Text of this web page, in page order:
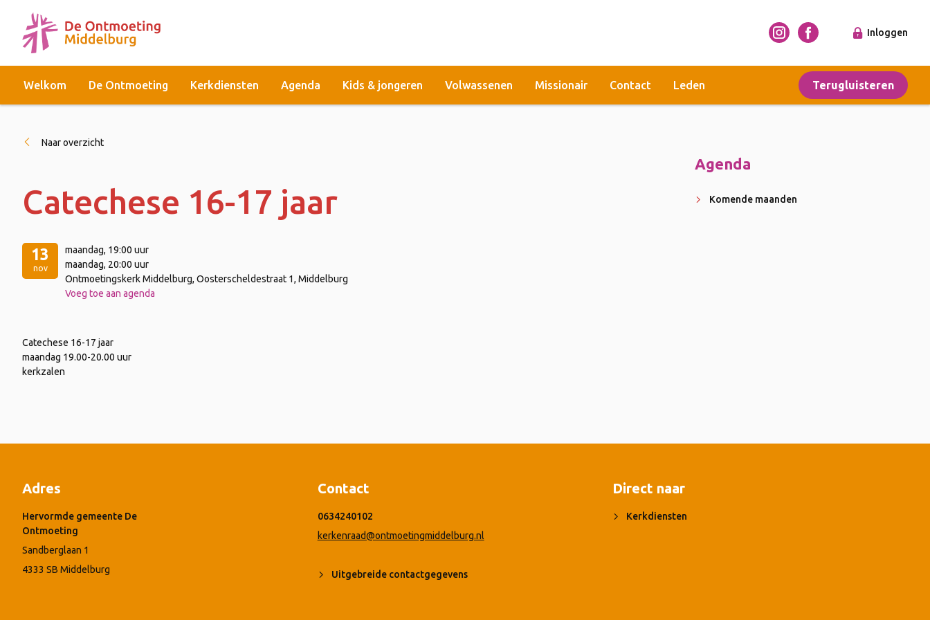
Inloggen
Welkom De Ontmoeting Kerkdiensten Agenda Kids & jongeren Volwassenen Missionair Contact Leden Terugluisteren
Naar overzicht
Catechese 16-17 jaar
13
nov
maandag, 19:00 uur
maandag, 20:00 uur
Ontmoetingskerk Middelburg, Oosterscheldestraat 1, Middelburg
Voeg toe aan agenda
Catechese 16-17 jaar
maandag 19.00-20.00 uur
kerkzalen
Agenda
Komende maanden
Adres
Hervormde gemeente De
Ontmoeting
Sandberglaan 1
4333 SB Middelburg
Contact
0634240102
kerkenraad@ontmoetingmiddelburg.nl
Uitgebreide contactgegevens
Direct naar
Kerkdiensten